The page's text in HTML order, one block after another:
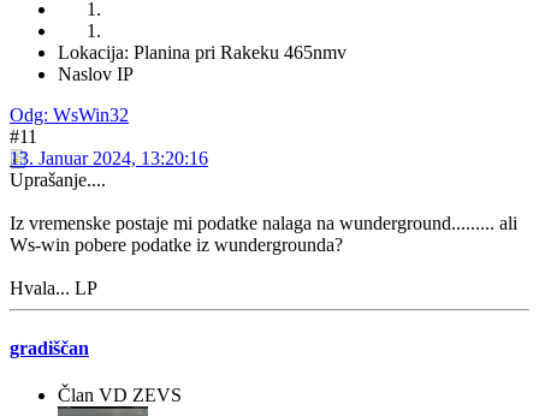
Lokacija: Planina pri Rakeku 465nmv
Naslov IP
Odg: WsWin32
#11
13. Januar 2024, 13:20:16
Uprašanje....
Iz vremenske postaje mi podatke nalaga na wunderground......... ali
Ws-win pobere podatke iz wundergrounda?
Hvala... LP
gradiščan
Član VD ZEVS